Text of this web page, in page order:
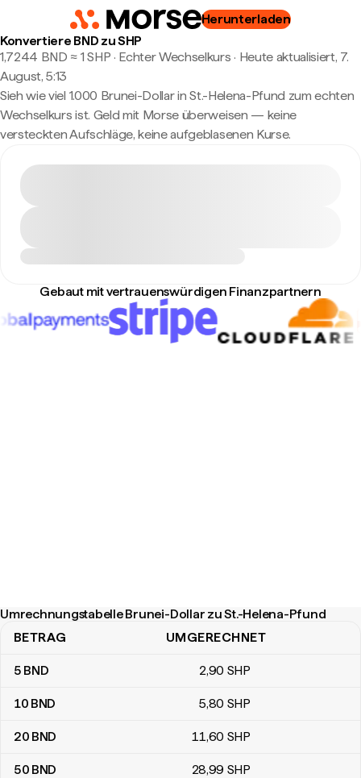
Herunterladen
Konvertiere BND zu SHP
1,7244 BND ≈ 1 SHP · Echter Wechselkurs · Heute aktualisiert, 7.
August, 5:13
Sieh wie viel 1.000 Brunei-Dollar in St.-Helena-Pfund zum echten
Wechselkurs ist. Geld mit Morse überweisen — keine
versteckten Aufschläge, keine aufgeblasenen Kurse.
Gebaut mit vertrauenswürdigen Finanzpartnern
Umrechnungstabelle Brunei-Dollar zu St.-Helena-Pfund
Umrechnungstabelle Brunei-Dollar zu St.-Helena-Pfund
BETRAG UMGERECHNET
5 BND 2,90 SHP
10 BND 5,80 SHP
20 BND 11,60 SHP
50 BND 28,99 SHP